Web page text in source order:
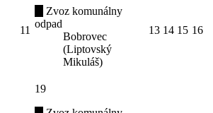
11
Zvoz komunálny
odpad
Bobrovec
(Liptovský
Mikuláš)
13 14 15 16
19